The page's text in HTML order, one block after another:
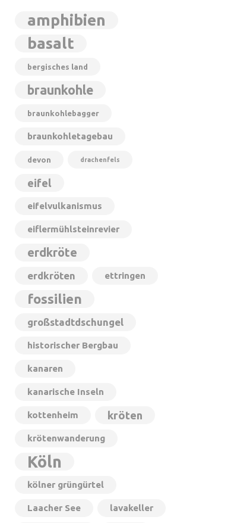
amphibien
basalt
bergisches land
braunkohle
braunkohlebagger
braunkohletagebau
devon drachenfels
eifel
eifelvulkanismus
eiflermühlsteinrevier
erdkröte
erdkröten ettringen
fossilien
großstadtdschungel
historischer Bergbau
kanaren
kanarische Inseln
kottenheim kröten
krötenwanderung
Köln
kölner grüngürtel
Laacher See lavakeller